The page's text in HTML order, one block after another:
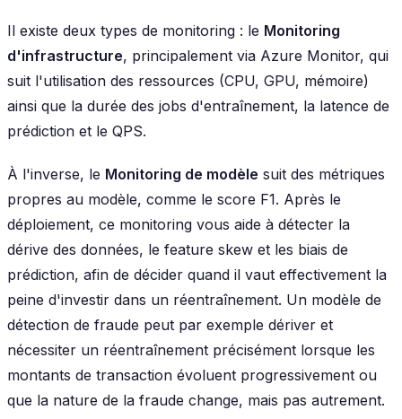
Il existe deux types de monitoring : le Monitoring
d'infrastructure, principalement via Azure Monitor, qui
suit l'utilisation des ressources (CPU, GPU, mémoire)
ainsi que la durée des jobs d'entraînement, la latence de
prédiction et le QPS.
À l'inverse, le Monitoring de modèle suit des métriques
propres au modèle, comme le score F1. Après le
déploiement, ce monitoring vous aide à détecter la
dérive des données, le feature skew et les biais de
prédiction, afin de décider quand il vaut effectivement la
peine d'investir dans un réentraînement. Un modèle de
détection de fraude peut par exemple dériver et
nécessiter un réentraînement précisément lorsque les
montants de transaction évoluent progressivement ou
que la nature de la fraude change, mais pas autrement.